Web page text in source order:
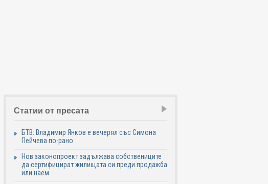
Статии от пресата
БТВ: Владимир Янков е вечерял със Симона
Пейчева по-рано
Нов законопроект задължава собствениците
да сертифицират жилищата си преди продажба
или наем